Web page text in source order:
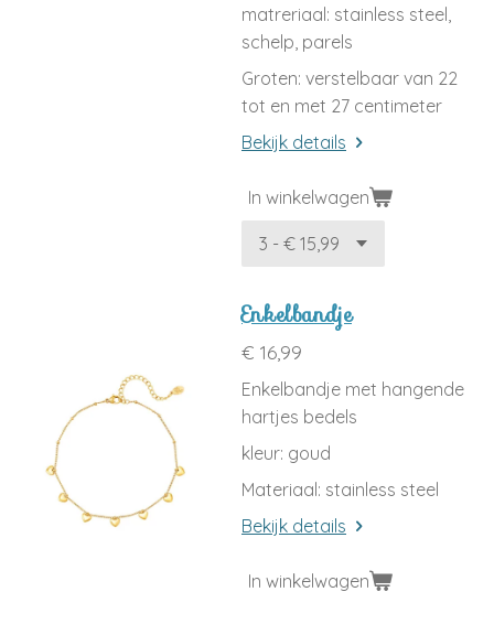
matreriaal: stainless steel,
schelp, parels
Groten: verstelbaar van 22
tot en met 27 centimeter
Bekijk details
In winkelwagen
Enkelbandje
€ 16,99
Enkelbandje met hangende
hartjes bedels
kleur: goud
Materiaal: stainless steel
Bekijk details
In winkelwagen